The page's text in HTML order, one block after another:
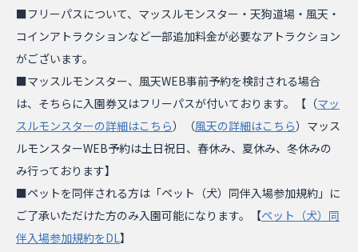
■フリーパスについて、マッスルモンスター・天狗道場・風天・
コインアトラクションなど一部追加料金が必要なアトラクション
がございます。
■マッスルモンスター、風天WEB事前予約を検討される場合
は、そちらに入園券又はフリーパスが付いております。【（マッ
スルモンスターの詳細はこちら）（風天の詳細はこちら）マッス
ルモンスターWEB予約は土日祝日、春休み、夏休み、冬休みの
み行っております】
■ペットを同伴される方は「ペット（犬）同伴入場参加規約」に
ご了承いただけた方のみ入園可能になります。【ペット（犬）同
伴入場参加規約をDL】